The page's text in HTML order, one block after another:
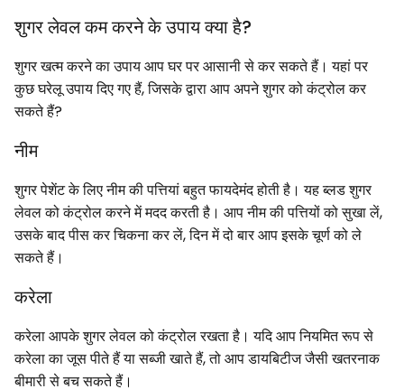
शुगर लेवल कम करने के उपाय क्या है?
शुगर खत्म करने का उपाय आप घर पर आसानी से कर सकते हैं। यहां पर
कुछ घरेलू उपाय दिए गए हैं, जिसके द्वारा आप अपने शुगर को कंट्रोल कर
सकते हैं?
नीम
शुगर पेशेंट के लिए नीम की पत्तियां बहुत फायदेमंद होती है। यह ब्लड शुगर
लेवल को कंट्रोल करने में मदद करती है। आप नीम की पत्तियों को सुखा लें,
उसके बाद पीस कर चिकना कर लें, दिन में दो बार आप इसके चूर्ण को ले
सकते हैं।
करेला
करेला आपके शुगर लेवल को कंट्रोल रखता है। यदि आप नियमित रूप से
करेला का जूस पीते हैं या सब्जी खाते हैं, तो आप डायबिटीज जैसी खतरनाक
बीमारी से बच सकते हैं।